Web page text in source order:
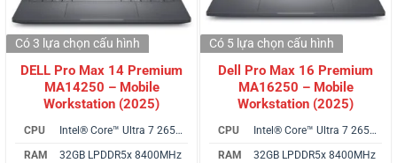
DELL Pro Max 14 Premium
MA14250 – Mobile
Workstation (2025)
CPU
Intel® Core™ Ultra 7 265H vPro
RAM
32GB LPDDR5x 8400MHz
Có 3 lựa chọn cấu hình
Dell Pro Max 16 Premium
MA16250 – Mobile
Workstation (2025)
CPU
Intel® Core™ Ultra 7 265H vPro
RAM
32GB LPDDR5x 8400MHz
Có 5 lựa chọn cấu hình